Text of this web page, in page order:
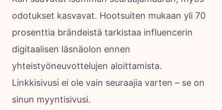
odotukset kasvavat. Hootsuiten mukaan yli 70
prosenttia brändeistä tarkistaa influencerin
digitaalisen läsnäolon ennen
yhteistyöneuvottelujen aloittamista.
Linkkisivusi ei ole vain seuraajia varten – se on
sinun myyntisivusi.